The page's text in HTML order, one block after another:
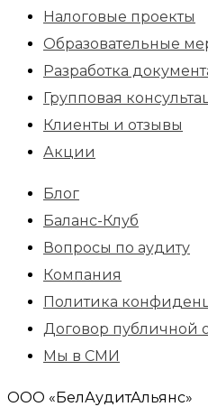
Налоговые проекты
Образовательные
Разработка
Групповая
Клиенты и отзывы
Акции
Блог
Баланс-Клуб
Вопросы по аудиту
Компания
Политика
Договор публичной
Мы в СМИ
ООО «БелАудитАльянс»